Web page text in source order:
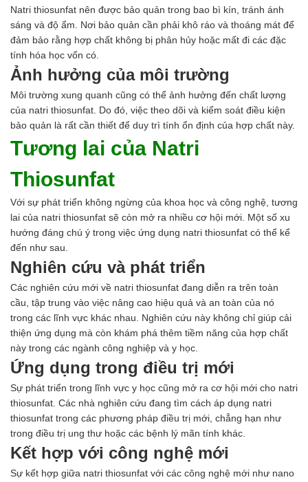
Natri thiosunfat nên được bảo quản trong bao bì kín, tránh ánh
sáng và độ ẩm. Nơi bảo quản cần phải khô ráo và thoáng mát để
đảm bảo rằng hợp chất không bị phân hủy hoặc mất đi các đặc
tính hóa học vốn có.
Ảnh hưởng của môi trường
Môi trường xung quanh cũng có thể ảnh hưởng đến chất lượng
của natri thiosunfat. Do đó, việc theo dõi và kiểm soát điều kiện
bảo quản là rất cần thiết để duy trì tính ổn định của hợp chất này.
Tương lai của Natri
Thiosunfat
Với sự phát triển không ngừng của khoa học và công nghệ, tương
lai của natri thiosunfat sẽ còn mở ra nhiều cơ hội mới. Một số xu
hướng đáng chú ý trong việc ứng dụng natri thiosunfat có thể kể
đến như sau.
Nghiên cứu và phát triển
Các nghiên cứu mới về natri thiosunfat đang diễn ra trên toàn
cầu, tập trung vào việc nâng cao hiệu quả và an toàn của nó
trong các lĩnh vực khác nhau. Nghiên cứu này không chỉ giúp cải
thiện ứng dụng mà còn khám phá thêm tiềm năng của hợp chất
này trong các ngành công nghiệp và y học.
Ứng dụng trong điều trị mới
Sự phát triển trong lĩnh vực y học cũng mở ra cơ hội mới cho natri
thiosunfat. Các nhà nghiên cứu đang tìm cách áp dụng natri
thiosunfat trong các phương pháp điều trị mới, chẳng hạn như
trong điều trị ung thư hoặc các bệnh lý mãn tính khác.
Kết hợp với công nghệ mới
Sự kết hợp giữa natri thiosunfat với các công nghệ mới như nano